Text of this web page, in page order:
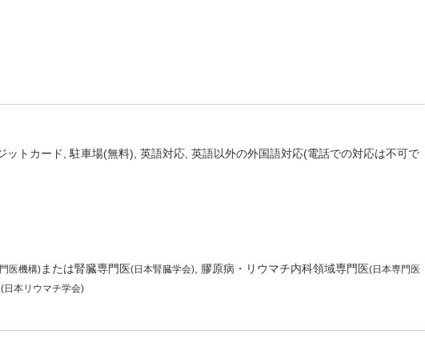
ットカード 駐車場(無料) 英語対応 英語以外の外国語対応(電話での対応は不可で
医機構)または腎臓専門医(日本腎臓学会) 膠原病・リウマチ内科領域専門医(日本専門医
(日本リウマチ学会)